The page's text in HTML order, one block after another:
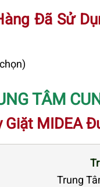
Đã Sử
TÂM
Giặt MIDEA
Trung